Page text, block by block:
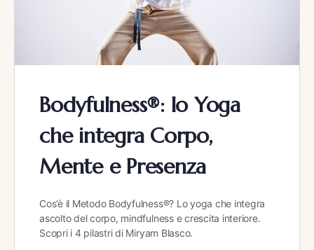
Bodyfulness®: lo Yoga
che integra Corpo,
Mente e Presenza
Cos’è il Metodo Bodyfulness®? Lo yoga che integra
ascolto del corpo, mindfulness e crescita interiore.
Scopri i 4 pilastri di Miryam Blasco.